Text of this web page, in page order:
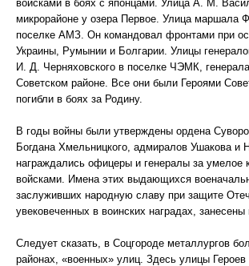
войсками в боях с японцами. Улица А. М.
микрорайоне у озера Первое. Улица маршала
поселке АМЗ. Он командовал фронтами при
Украины, Румынии и Болгарии. Улицы
И. Д. Черняховского в поселке ЧЭМК,
Советском районе. Все они были Героями
погибли в боях за Родину.
В годы войны были утверждены ордена
Богдана Хмельницкого, адмиралов Ушакова и
награждались офицеры и генералы за умелое
войсками. Имена этих выдающихся
заслуживших народную славу при защите
увековеченных в воинских наградах, занесены
Следует сказать, в Соцгороде металлургов
районах, «военных» улиц. Здесь улицы